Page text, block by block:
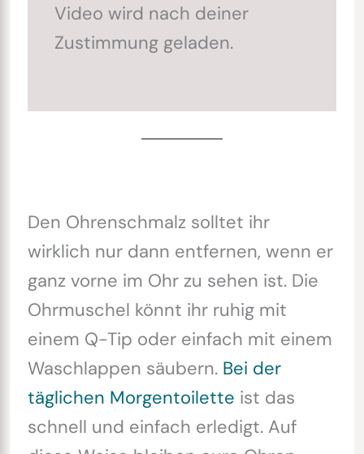
Video wird nach deiner
Zustimmung geladen.
Den Ohrenschmalz solltet ihr
wirklich nur dann entfernen, wenn er
ganz vorne im Ohr zu sehen ist. Die
Ohrmuschel könnt ihr ruhig mit
einem Q-Tip oder einfach mit einem
Waschlappen säubern. Bei der
täglichen Morgentoilette ist das
schnell und einfach erledigt. Auf